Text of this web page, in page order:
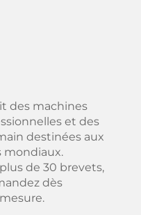
des machines
et des
destinées aux
mondiaux.
de 30 brevets,
dès